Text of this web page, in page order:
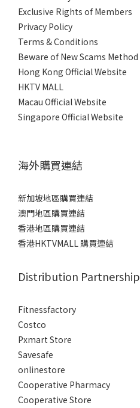
Exclusive Rights of Members
Privacy Policy
Terms & Conditions
Beware of New Scams Method
Hong Kong Official Website
HKTV MALL
Macau Official Website
Singapore Official Website
海外購買連結
新加坡地區購買連結
澳門地區購買連結
香港地區購買連結
香港HKTVMALL 購買連結
Distribution Partnership
Fitnessfactory
Costco
Pxmart Store
Savesafe
onlinestore
Cooperative Pharmacy
Cooperative Store